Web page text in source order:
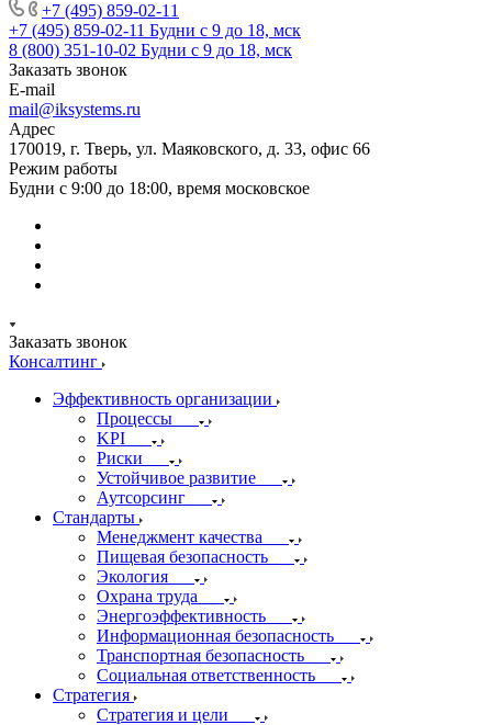
+7 (495) 859-02-11
+7 (495) 859-02-11 Будни с 9 до 18, мск
8 (800) 351-10-02 Будни с 9 до 18, мск
Заказать звонок
E-mail
mail@iksystems.ru
Адрес
170019, г. Тверь, ул. Маяковского, д. 33, офис 66
Режим работы
Будни с 9:00 до 18:00, время московское
Заказать звонок
Консалтинг
Эффективность организации
Процессы
KPI
Риски
Устойчивое развитие
Аутсорсинг
Стандарты
Менеджмент качества
Пищевая безопасность
Экология
Охрана труда
Энергоэффективность
Информационная безопасность
Транспортная безопасность
Социальная ответственность
Стратегия
Стратегия и цели